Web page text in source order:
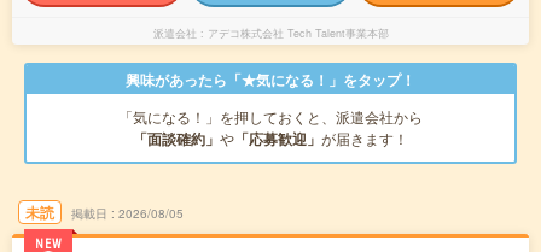
派遣会社 アデコ株式会社 Tech Talent事業本部
興味があったら「★気になる！」をタップ！
「気になる！」を押しておくと、派遣会社から
「面談確約」 や 「応募歓迎」 が届きます！
未読
NEW
掲載日 2026/08/05